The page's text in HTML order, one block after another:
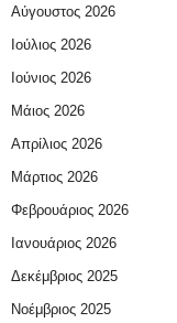
Αύγουστος 2026
Ιούλιος 2026
Ιούνιος 2026
Μάιος 2026
Απρίλιος 2026
Μάρτιος 2026
Φεβρουάριος 2026
Ιανουάριος 2026
Δεκέμβριος 2025
Νοέμβριος 2025